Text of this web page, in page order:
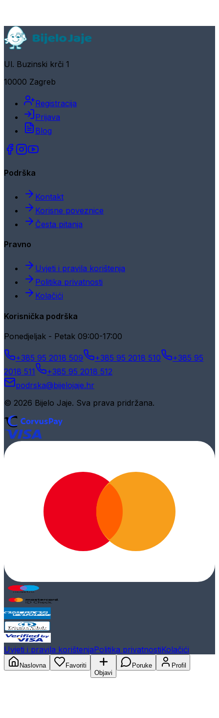
Ul. Buzinski krči 1
10000 Zagreb
Registracija
Prijava
Blog
Podrška
Kontakt
Korisne poveznice
Česta pitanja
Pravno
Uvjeti i pravila korištenja
Politika privatnosti
Kolačići
Korisnička podrška
Ponedjeljak - Petak 09:00-17:00
+385 95 2018 509 +385 95 2018 510
+385 95
2018 511
+385 95 2018 512
podrska@bijelojaje.hr
© 2026 Bijelo Jaje. Sva prava pridržana.
Uvjeti i pravila korištenjaPolitika privatnostiKolačići
Naslovna
Favoriti
Objavi
Poruke Profil